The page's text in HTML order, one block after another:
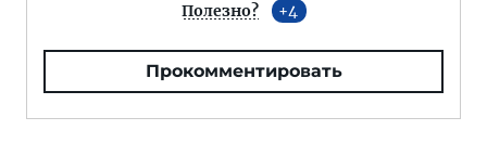
Полезно? 4
Прокомментировать